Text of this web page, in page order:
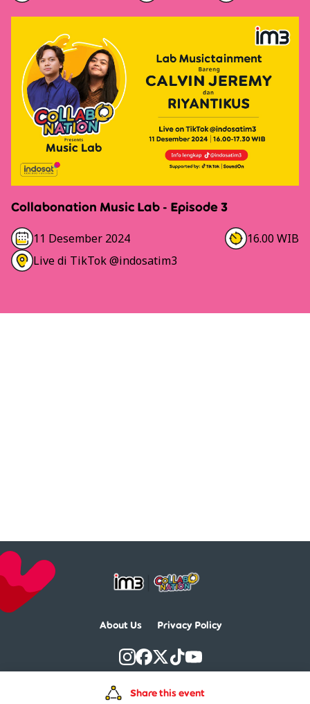
Collabonation Music Lab - Episode 3
11 Desember 2024
16.00 WIB
Live di TikTok @indosatim3
About Us Privacy Policy
Collabonation © 2026 All Right Reserved
Share this event